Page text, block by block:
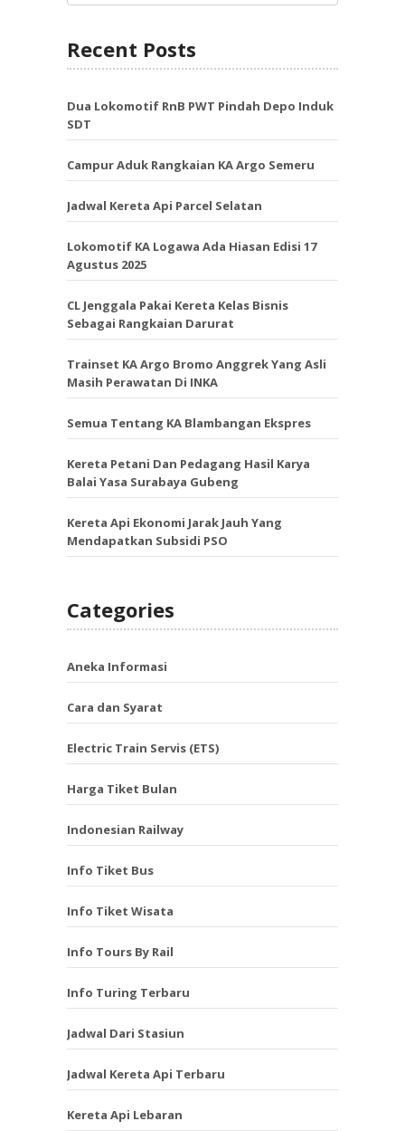
Recent Posts
Dua Lokomotif RnB PWT Pindah Depo Induk
SDT
Campur Aduk Rangkaian KA Argo Semeru
Jadwal Kereta Api Parcel Selatan
Lokomotif KA Logawa Ada Hiasan Edisi 17
Agustus 2025
CL Jenggala Pakai Kereta Kelas Bisnis
Sebagai Rangkaian Darurat
Trainset KA Argo Bromo Anggrek Yang Asli
Masih Perawatan Di INKA
Semua Tentang KA Blambangan Ekspres
Kereta Petani Dan Pedagang Hasil Karya
Balai Yasa Surabaya Gubeng
Kereta Api Ekonomi Jarak Jauh Yang
Mendapatkan Subsidi PSO
Categories
Aneka Informasi
Cara dan Syarat
Electric Train Servis (ETS)
Harga Tiket Bulan
Indonesian Railway
Info Tiket Bus
Info Tiket Wisata
Info Tours By Rail
Info Turing Terbaru
Jadwal Dari Stasiun
Jadwal Kereta Api Terbaru
Kereta Api Lebaran